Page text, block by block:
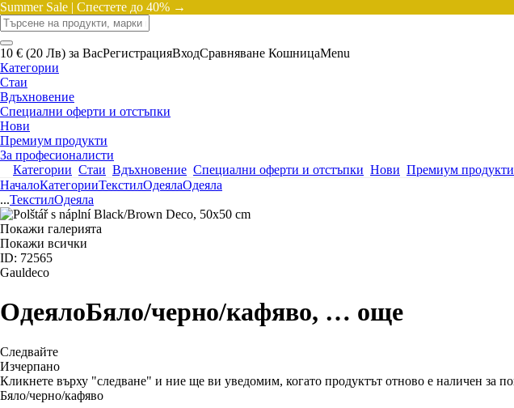
Summer Sale | Спестете до 40% →
10 € (20 Лв) за ВасРегистрацияВходСравняване КошницаMenu
Категории
Стаи
Вдъхновение
Специални оферти и отстъпки
Нови
Премиум продукти
За професионалисти
Категории Стаи Вдъхновение Специални оферти и отстъпки Нови Премиум продукти
НачалоКатегорииТекстилОдеялаОдеяла
...ТекстилОдеяла
Покажи галерията
Покажи всички
ID: 72565
Gauldeco
ОдеялоБяло/черно/кафяво, … още
Следвайте
Изчерпанo
Кликнете върху "следване" и ние ще ви уведомим, когато продуктът отново е наличен за
Бяло/черно/кафяво